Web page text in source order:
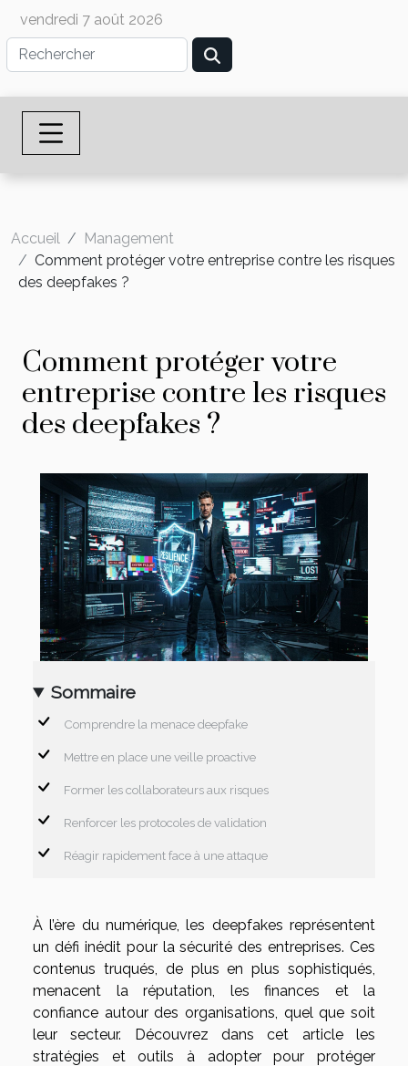
vendredi 7 août 2026
Accueil
Management
Comment protéger votre entreprise contre les risques
des deepfakes ?
Comment protéger votre
entreprise contre les risques
des deepfakes ?
Sommaire
Comprendre la menace deepfake
Mettre en place une veille proactive
Former les collaborateurs aux risques
Renforcer les protocoles de validation
Réagir rapidement face à une attaque
À l’ère du numérique, les deepfakes représentent
un défi inédit pour la sécurité des entreprises. Ces
contenus truqués, de plus en plus sophistiqués,
menacent la réputation, les finances et la
confiance autour des organisations, quel que soit
leur secteur. Découvrez dans cet article les
stratégies et outils à adopter pour protéger